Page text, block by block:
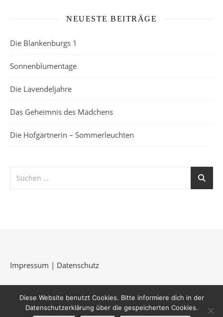
NEUESTE BEITRÄGE
Die Blankenburgs 1
Sonnenblumentage
Die Lavendeljahre
Das Geheimnis des Mädchens
Die Hofgärtnerin – Sommerleuchten
Impressum | Datenschutz
Diese Website benutzt Cookies. Bitte informiere dich in der
Datenschutzerklärung über die gespeicherten Cookies.